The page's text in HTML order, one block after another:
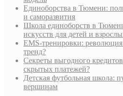
Единоборства в Тюмени:
и саморазвития
Школа единоборств в
искусств для детей и
EMS-тренировки:
тренд?
Секреты выгодного
скрытых платежей?
Детская футбольная школа:
вершинам